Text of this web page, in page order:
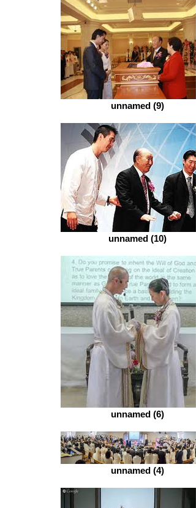
unnamed (9)
unnamed (10)
unnamed (6)
unnamed (4)